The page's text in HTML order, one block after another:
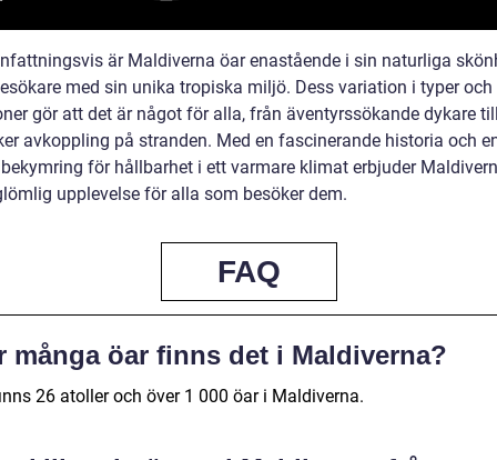
är Maldiverna öar enastående i sin naturliga
med sin unika tropiska miljö. Dess variation i typer och
gör att det är något för alla, från äventyrssökande dykare
avkoppling på stranden. Med en fascinerande historia och
för hållbarhet i ett varmare klimat erbjuder
upplevelse för alla som besöker dem.
FAQ
många öar finns det i Maldiverna?
26 atoller och över 1 000 öar i Maldiverna.